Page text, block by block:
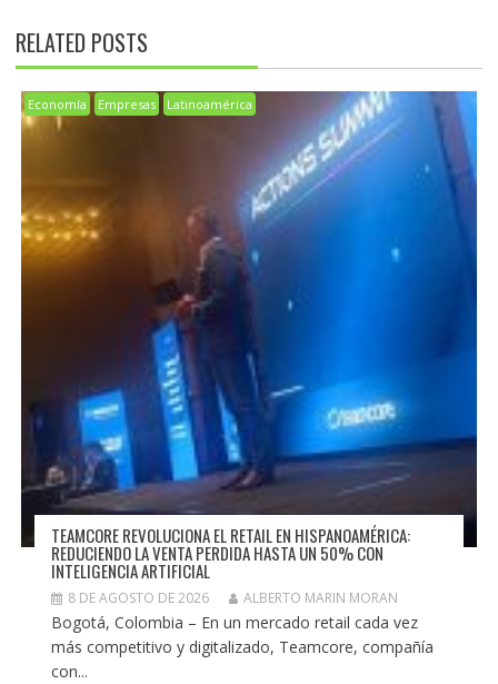
RELATED POSTS
Economía Empresas Latinoamérica
TEAMCORE REVOLUCIONA EL RETAIL EN HISPANOAMÉRICA:
REDUCIENDO LA VENTA PERDIDA HASTA UN 50% CON
INTELIGENCIA ARTIFICIAL
8 DE AGOSTO DE 2026 ALBERTO MARIN MORAN
Bogotá, Colombia – En un mercado retail cada vez
más competitivo y digitalizado, Teamcore, compañía
con...